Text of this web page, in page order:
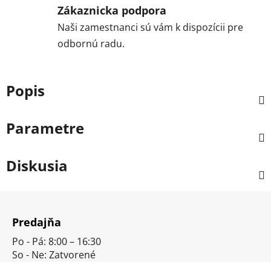
Zákaznicka podpora
Naši zamestnanci sú vám k dispozícii pre
odbornú radu.
Popis
Parametre
Diskusia
Predajňa
Po - Pá: 8:00 – 16:30
So - Ne: Zatvorené